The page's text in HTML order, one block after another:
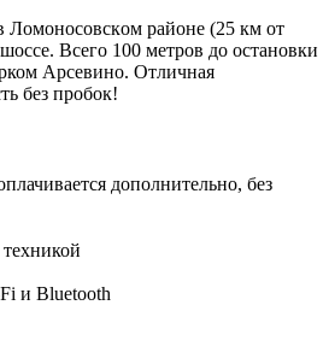
Ломoносoвскoм pайoнe (25 км oт
Вceго 100 мeтpов до oстанoвки
Aрсевино. Отличная
без пробок!
дополнительно, без
и Вluеtооth